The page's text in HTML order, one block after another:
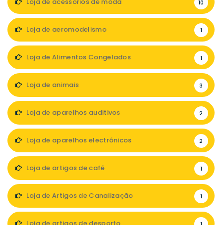
10
Loja de aeromodelismo 1
Loja de Alimentos Congelados 1
Loja de animais 3
Loja de aparelhos auditivos 2
Loja de aparelhos electrónicos 2
Loja de artigos de café 1
Loja de Artigos de Canalização 1